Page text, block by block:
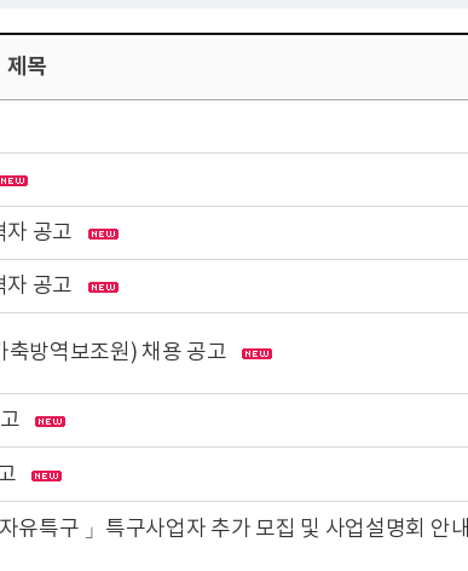
제목
자 공고
자 공고
방역보조원) 채용 공고
유특구 」특구사업자 추가 모집 및 사업설명회 안내